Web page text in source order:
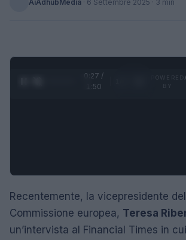
AiAdhubMedia · 6 Settembre 2025 · 3 min
0:28 /
1:50
Recentemente, la vicepresidente
Commissione europea, Teresa
un’intervista al Financial Times in